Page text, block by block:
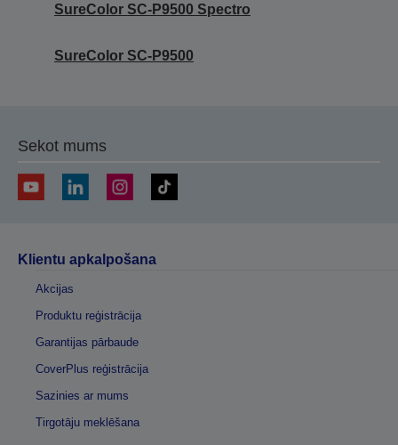
SureColor SC-P9500 Spectro
SureColor SC-P9500
Sekot mums
Klientu apkalpošana
Akcijas
Produktu reģistrācija
Garantijas pārbaude
CoverPlus reģistrācija
Sazinies ar mums
Tirgotāju meklēšana